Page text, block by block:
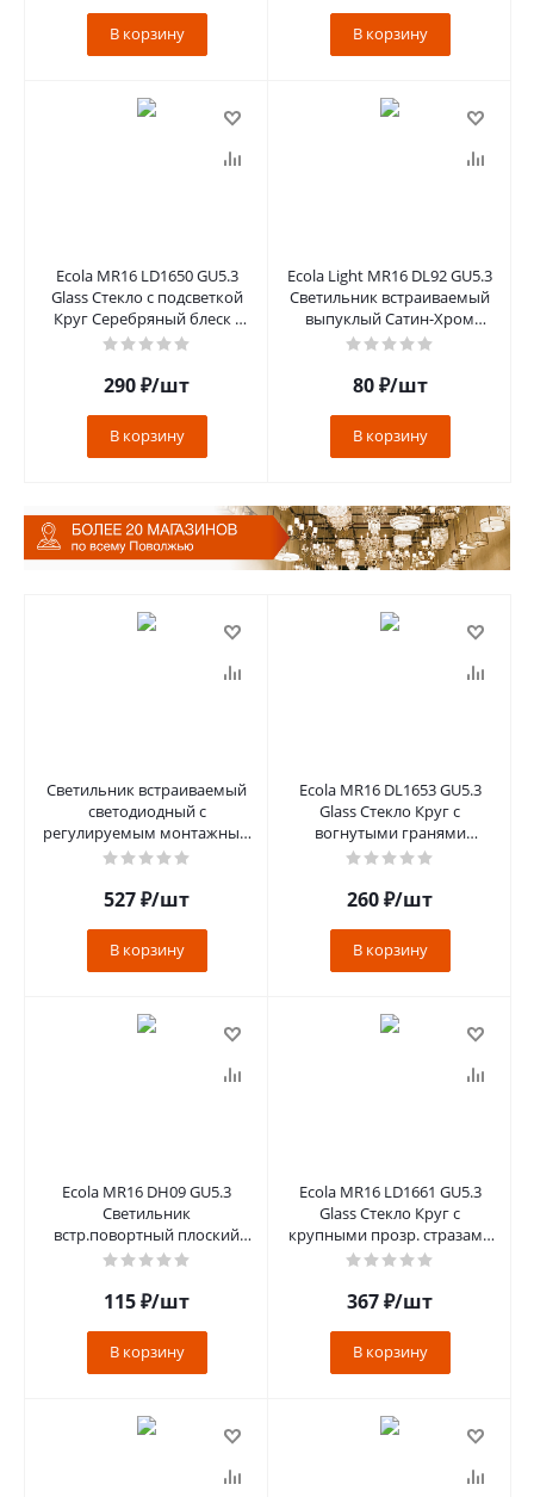
В корзину В корзину
Ecola MR16 LD1650 GU5.3
Glass Стекло с подсветкой
Круг Серебряный блеск /
Хром 25x95 (кd74) [SS1650
290₽/шт
В корзину
Ecola Light MR16 DL92 GU5.3
Светильник встраиваемый
выпуклый Сатин-Хром
30х80 FS1612EFY
80₽/шт
В корзину
Светильник встраиваемый
светодиодный с
регулируемым монтажным
диаметром (до 75мм) 6W,
527₽/шт
В корзину
Ecola MR16 DL1653 GU5.3
Glass Стекло Круг с
вогнутыми гранями
Матовый / Хром 25x90
260₽/шт
В корзину
Ecola MR16 DH09 GU5.3
Светильник
встр.повортный плоский
(скрытый крепеж лампы)
115₽/шт
В корзину
Ecola MR16 LD1661 GU5.3
Glass Стекло Круг с
крупными прозр. стразами
Конус с подсветкой/фон
367₽/шт
В корзину